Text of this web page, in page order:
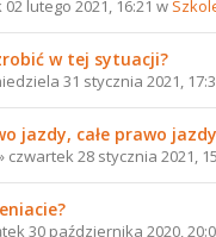
lutego 2021, 16:21 w
w tej sytuacji?
31 stycznia 2021,
jazdy, całe prawo
czwartek 28 stycznia 2021,
30 października 2020,